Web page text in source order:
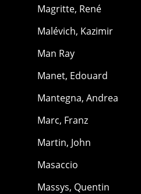
Magritte, René
Malévich, Kazimir
Man Ray
Manet, Edouard
Mantegna, Andrea
Marc, Franz
Martin, John
Masaccio
Massys, Quentin